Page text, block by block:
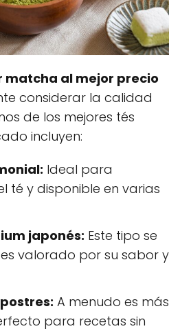
matcha al mejor precio
considerar la calidad
de los mejores tés
incluyen:
Ideal para
té y disponible en varias
japonés: Este tipo se
es valorado por su sabor y
A menudo es más
para recetas sin